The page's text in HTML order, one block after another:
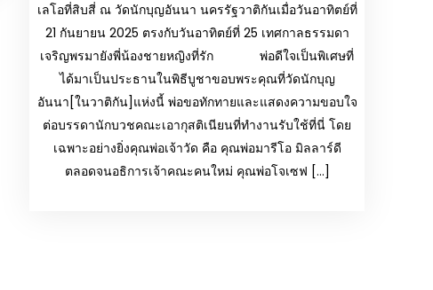
เลโอที่สิบสี่ ณ วัดนักบุญอันนา นครรัฐวาติกันเมื่อวันอาทิตย์ที่
21 กันยายน 2025 ตรงกับวันอาทิตย์ที่ 25 เทศกาลธรรมดา
เจริญพรมายังพี่น้องชายหญิงที่รัก พ่อดีใจเป็นพิเศษที่
ได้มาเป็นประธานในพิธีบูชาขอบพระคุณที่วัดนักบุญ
อันนา[ในวาติกัน]แห่งนี้ พ่อขอทักทายและแสดงความขอบใจ
ต่อบรรดานักบวชคณะเอากุสติเนียนที่ทำงานรับใช้ที่นี่ โดย
เฉพาะอย่างยิ่งคุณพ่อเจ้าวัด คือ คุณพ่อมารีโอ มิลลาร์ดี
ตลอดจนอธิการเจ้าคณะคนใหม่ คุณพ่อโจเซฟ […]